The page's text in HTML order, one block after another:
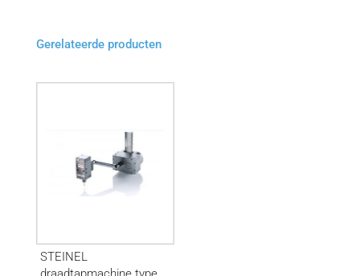
Gerelateerde producten
STEINEL